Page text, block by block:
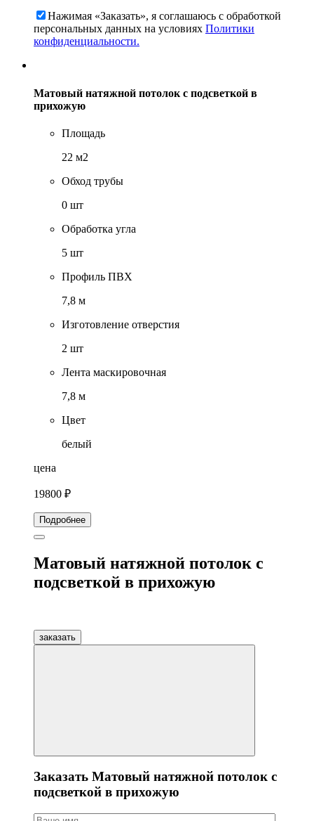
Нажимая «Заказать», я соглашаюсь c обработкой
персональных данных на условиях Политики
конфиденциальности.
Матовый натяжной потолок с подсветкой в
прихожую
Площадь
22 м2
Обход трубы
0 шт
Обработка угла
5 шт
Профиль ПВХ
7,8 м
Изготовление отверстия
2 шт
Лента маскировочная
7,8 м
Цвет
белый
цена
19800 ₽
Подробнее
Матовый натяжной потолок с
подсветкой в прихожую
заказать
Заказать Матовый натяжной потолок с
подсветкой в прихожую